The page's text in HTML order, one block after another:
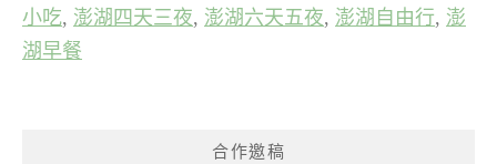
小吃, 澎湖四天三夜, 澎湖六天五夜, 澎湖自由行, 澎
湖早餐
合作邀稿